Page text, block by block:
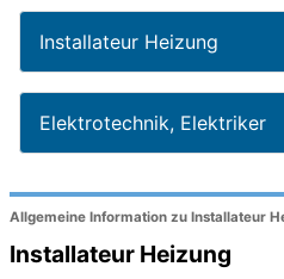
Installateur Heizung
Elektrotechnik, Elektriker
Allgemeine Information zu Installateur
Installateur Heizung